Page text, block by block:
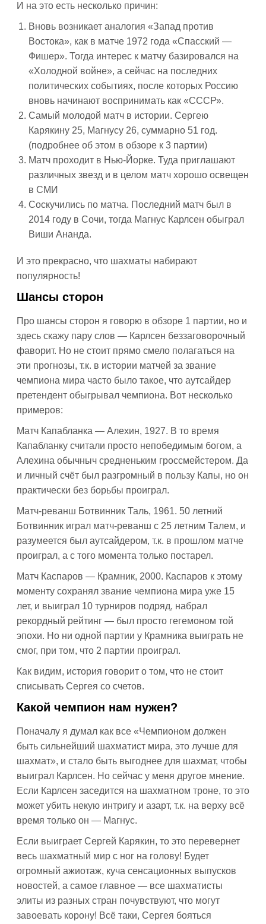
И на это есть несколько причин:
Вновь возникает аналогия «Запад против
Востока», как в матче 1972 года «Спасский —
Фишер». Тогда интерес к матчу базировался на
«Холодной войне», а сейчас на последних
политических событиях, после которых Россию
вновь начинают воспринимать как «СССР».
Самый молодой матч в истории. Сергею
Карякину 25, Магнусу 26, суммарно 51 год.
(подробнее об этом в обзоре к 3 партии)
Матч проходит в Нью-Йорке. Туда приглашают
различных звезд и в целом матч хорошо освещен
в СМИ
Соскучились по матча. Последний матч был в
2014 году в Сочи, тогда Магнус Карлсен обыграл
Виши Ананда.
И это прекрасно, что шахматы набирают
популярность!
Шансы сторон
Про шансы сторон я говорю в обзоре 1 партии, но и
здесь скажу пару слов — Карлсен беззаговорочный
фаворит. Но не стоит прямо смело полагаться на
эти прогнозы, т.к. в истории матчей за звание
чемпиона мира часто было такое, что аутсайдер
претендент обыгрывал чемпиона. Вот несколько
примеров:
Матч Капабланка — Алехин, 1927. В то время
Капабланку считали просто непобедимым богом, а
Алехина обычныч средненьким гроссмейстером. Да
и личный счёт был разгромный в пользу Капы, но он
практически без борьбы проиграл.
Матч-реванш Ботвинник Таль, 1961. 50 летний
Ботвинник играл матч-реванш с 25 летним Талем, и
разумеется был аутсайдером, т.к. в прошлом матче
проиграл, а с того момента только постарел.
Матч Каспаров — Крамник, 2000. Каспаров к этому
моменту сохранял звание чемпиона мира уже 15
лет, и выиграл 10 турниров подряд, набрал
рекордный рейтинг — был просто гегемоном той
эпохи. Но ни одной партии у Крамника выиграть не
смог, при том, что 2 партии проиграл.
Как видим, история говорит о том, что не стоит
списывать Сергея со счетов.
Какой чемпион нам нужен?
Поначалу я думал как все «Чемпионом должен
быть сильнейший шахматист мира, это лучше для
шахмат», и стало быть выгоднее для шахмат, чтобы
выиграл Карлсен. Но сейчас у меня другое мнение.
Если Карлсен заседится на шахматном троне, то это
может убить некую интригу и азарт, т.к. на верху всё
время только он — Магнус.
Если выиграет Сергей Карякин, то это перевернет
весь шахматный мир с ног на голову! Будет
огромный ажиотаж, куча сенсационных выпусков
новостей, а самое главное — все шахматисты
элиты из разных стран почувствуют, что могут
завоевать корону! Всё таки, Сергея бояться